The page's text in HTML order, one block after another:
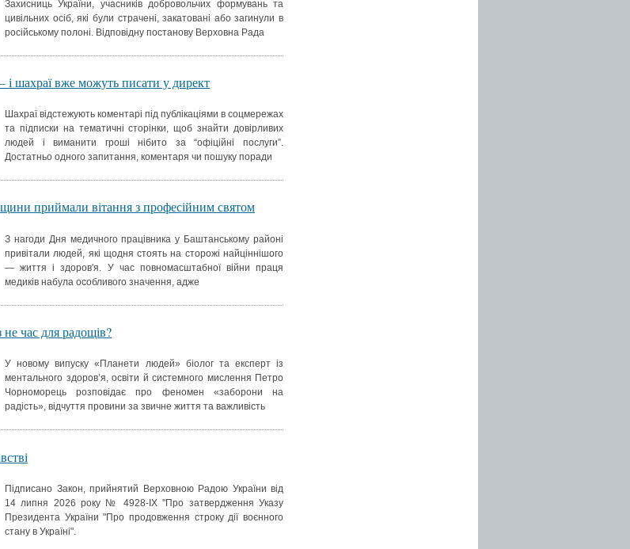
Захисниць України, учасників добровольчих формувань та
цивільних осіб, які були страчені, закатовані або загинули в
російському полоні. Відповідну постанову Верховна Рада
і шахраї вже можуть писати у директ
Шахраї відстежують коментарі під публікаціями в соцмережах
та підписки на тематичні сторінки, щоб знайти довірливих
людей і виманити гроші нібито за “офіційні послуги”.
Достатньо одного запитання, коментаря чи пошуку поради
приймали вітання з професійним святом
З нагоди Дня медичного працівника у Баштанському районі
привітали людей, які щодня стоять на сторожі найціннішого
— життя і здоров'я. У час повномасштабної війни праця
медиків набула особливого значення, адже
не час для радощів?
У новому випуску «Планети людей» біолог та експерт із
ментального здоров’я, освіти й системного мислення Петро
Чорноморець розповідає про феномен «заборони на
радість», відчуття провини за звичне життя та важливість
Підписано Закон, прийнятий Верховною Радою України від
14 липня 2026 року № 4928-IX "Про затвердження Указу
Президента України "Про продовження строку дії воєнного
стану в Україні".